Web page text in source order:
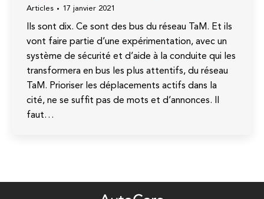
Articles 17 janvier 2021
Ils sont dix. Ce sont des bus du réseau TaM. Et ils
vont faire partie d’une expérimentation, avec un
système de sécurité et d’aide à la conduite qui les
transformera en bus les plus attentifs, du réseau
TaM. Prioriser les déplacements actifs dans la
cité, ne se suffit pas de mots et d’annonces. Il
faut…